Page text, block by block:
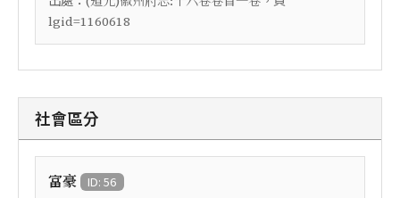
lgid=1160618
社會區分
富豪 ID: 56